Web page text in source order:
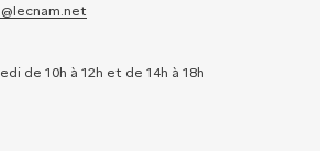
de 10h à 12h et de 14h à 18h